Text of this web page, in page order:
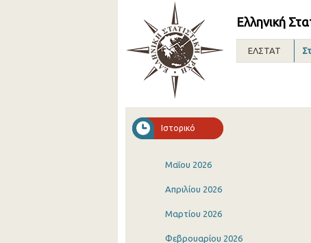
Ελληνική
ΕΛΣΤΑΤ
Ιστορικό
Μαΐου 2026
Απριλίου 2026
Μαρτίου 2026
Φεβρουαρίου 2026